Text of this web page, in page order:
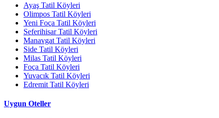
Ayaş Tatil Köyleri
Olimpos Tatil Köyleri
Yeni Foça Tatil Köyleri
Seferihisar Tatil Köyleri
Manavgat Tatil Köyleri
Side Tatil Köyleri
Milas Tatil Köyleri
Foça Tatil Köyleri
Yuvacık Tatil Köyleri
Edremit Tatil Köyleri
Uygun Oteller